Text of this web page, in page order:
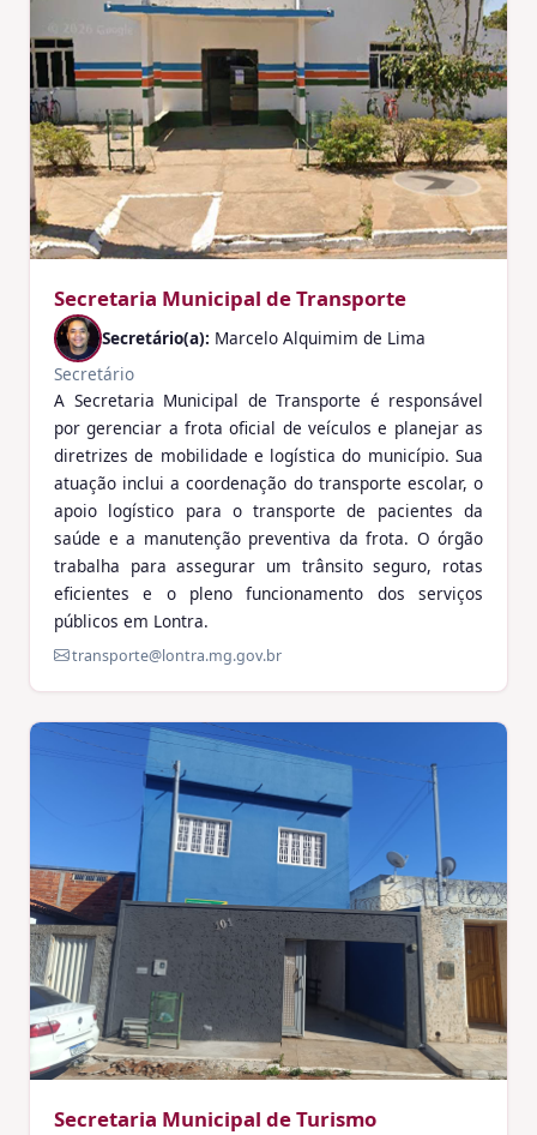
Secretaria Municipal de Transporte
Secretário(a): Marcelo Alquimim de Lima
Secretário
A Secretaria Municipal de Transporte é responsável
por gerenciar a frota oficial de veículos e planejar as
diretrizes de mobilidade e logística do município. Sua
atuação inclui a coordenação do transporte escolar, o
apoio logístico para o transporte de pacientes da
saúde e a manutenção preventiva da frota. O órgão
trabalha para assegurar um trânsito seguro, rotas
eficientes e o pleno funcionamento dos serviços
públicos em Lontra.
transporte@lontra.mg.gov.br
Secretaria Municipal de Turismo